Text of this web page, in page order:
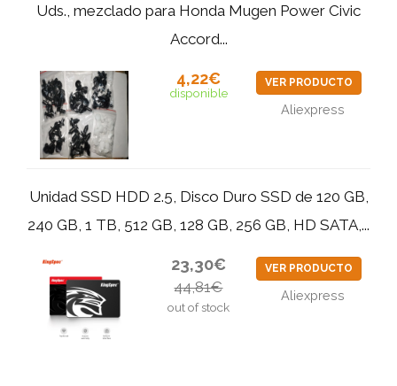
Uds., mezclado para Honda Mugen Power Civic
Accord...
4,22€
disponible
VER PRODUCTO
Aliexpress
Unidad SSD HDD 2.5, Disco Duro SSD de 120 GB,
240 GB, 1 TB, 512 GB, 128 GB, 256 GB, HD SATA,...
23,30€
44,81€
out of stock
VER PRODUCTO
Aliexpress